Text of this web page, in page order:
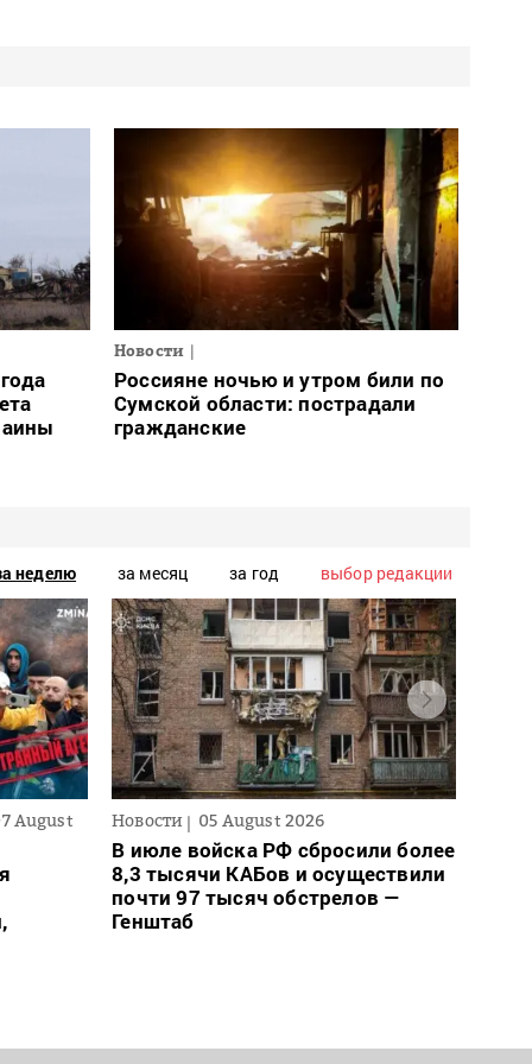
Новости
Россияне ночью и утром били по
Сумской области: пострадали
гражданские
неделю за месяц за год выбор редакции
August Новости 05 August 2026
В июле войска РФ сбросили более
8,3 тысячи КАБов и осуществили
почти 97 тысяч обстрелов —
Генштаб